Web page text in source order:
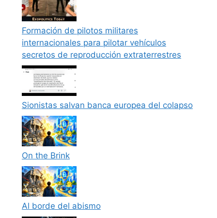
Formación de pilotos militares
internacionales para pilotar vehículos
secretos de reproducción extraterrestres
Sionistas salvan banca europea del colapso
On the Brink
Al borde del abismo